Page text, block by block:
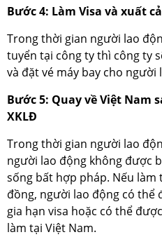
Bước 4: Làm Visa và xuất
Trong thời gian người lao
tuyển tại công ty thì công ty
và đặt vé máy bay cho người
Bước 5: Quay về Việt Nam
XKLĐ
Trong thời gian người lao
người lao động không được
sống bất hợp pháp. Nếu
đồng, người lao động có thể
gia hạn visa hoặc có thể
làm tại Việt Nam.